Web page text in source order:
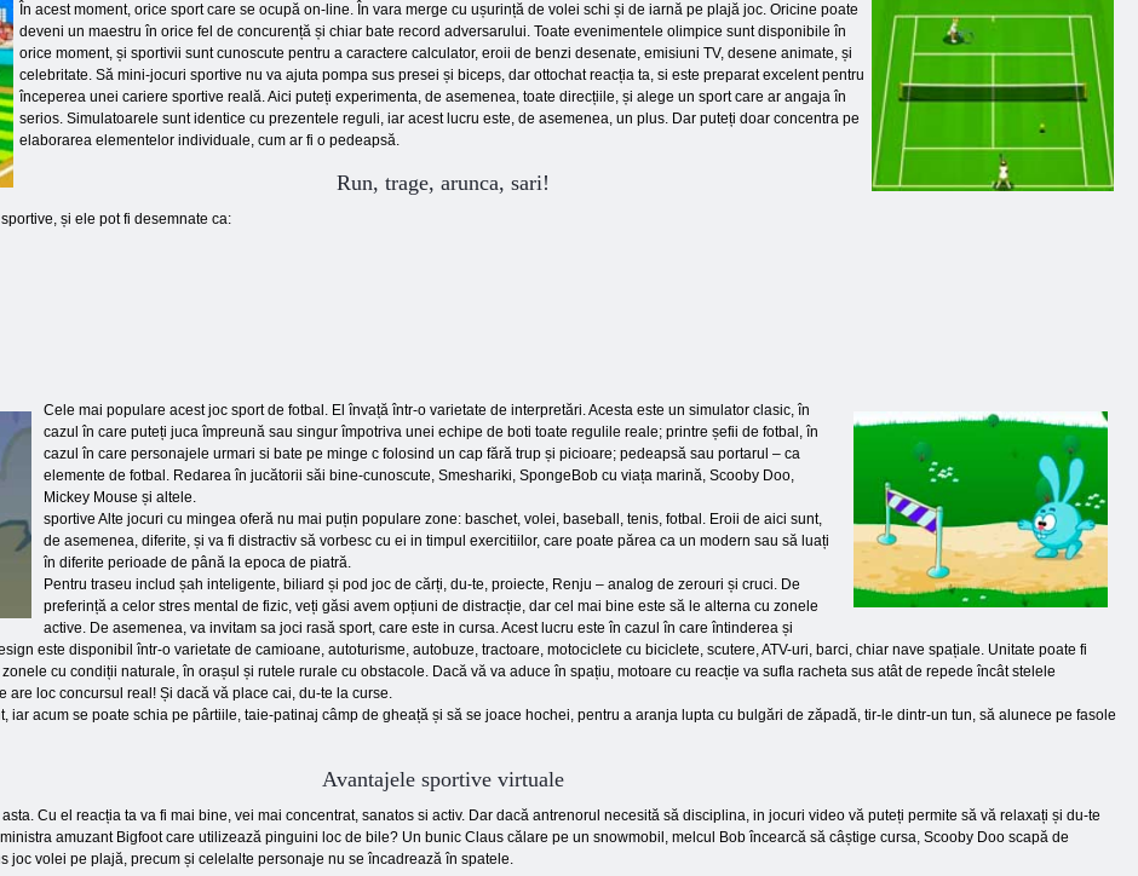
În acest moment, orice sport care se ocupă on-line. În vara merge cu ușurință de volei schi și de iarnă pe plajă joc. Oricine poate
deveni un maestru în orice fel de concurență și chiar bate record adversarului. Toate evenimentele olimpice sunt disponibile în
orice moment, și sportivii sunt cunoscute pentru a caractere calculator, eroii de benzi desenate, emisiuni TV, desene animate, și
celebritate. Să mini-jocuri sportive nu va ajuta pompa sus presei și biceps, dar ottochat reacția ta, si este preparat excelent pentru
începerea unei cariere sportive reală. Aici puteți experimenta, de asemenea, toate direcțiile, și alege un sport care ar angaja în
serios. Simulatoarele sunt identice cu prezentele reguli, iar acest lucru este, de asemenea, un plus. Dar puteți doar concentra pe
elaborarea elementelor individuale, cum ar fi o pedeapsă.
Run, trage, arunca, sari!
și ele pot fi desemnate ca:
Cele mai populare acest joc sport de fotbal. El învață într-o varietate de interpretări. Acesta este un simulator clasic, în
cazul în care puteți juca împreună sau singur împotriva unei echipe de boti toate regulile reale; printre șefii de fotbal, în
cazul în care personajele urmari si bate pe minge c folosind un cap fără trup și picioare; pedeapsă sau portarul – ca
elemente de fotbal. Redarea în jucătorii săi bine-cunoscute, Smeshariki, SpongeBob cu viața marină, Scooby Doo,
Mickey Mouse și altele.
sportive Alte jocuri cu mingea oferă nu mai puțin populare zone: baschet, volei, baseball, tenis, fotbal. Eroii de aici sunt,
de asemenea, diferite, și va fi distractiv să vorbesc cu ei in timpul exercitiilor, care poate părea ca un modern sau să luați
în diferite perioade de până la epoca de piatră.
Pentru traseu includ șah inteligente, biliard și pod joc de cărți, du-te, proiecte, Renju – analog de zerouri și cruci. De
preferință a celor stres mental de fizic, veți găsi avem opțiuni de distracție, dar cel mai bine este să le alterna cu zonele
active. De asemenea, va invitam sa joci rasă sport, care este in cursa. Acest lucru este în cazul în care întinderea și
este disponibil într-o varietate de camioane, autoturisme, autobuze, tractoare, motociclete cu biciclete, scutere, ATV-uri, barci, chiar nave spațiale. Unitate poate fi
cu condiții naturale, în orașul și rutele rurale cu obstacole. Dacă vă va aduce în spațiu, motoare cu reacție va sufla racheta sus atât de repede încât stelele
are loc concursul real! Și dacă vă place cai, du-te la curse.
iar acum se poate schia pe pârtiile, taie-patinaj câmp de gheață și să se joace hochei, pentru a aranja lupta cu bulgări de zăpadă, tir-le dintr-un tun, să alunece pe fasole
Avantajele sportive virtuale
Cu el reacția ta va fi mai bine, vei mai concentrat, sanatos si activ. Dar dacă antrenorul necesită să disciplina, in jocuri video vă puteți permite să vă relaxați și du-te
amuzant Bigfoot care utilizează pinguini loc de bile? Un bunic Claus călare pe un snowmobil, melcul Bob încearcă să câștige cursa, Scooby Doo scapă de
joc volei pe plajă, precum și celelalte personaje nu se încadrează în spatele.